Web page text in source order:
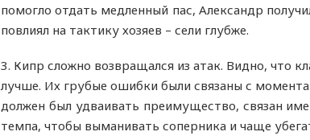
помогло отдать медленный пас, Александр
повлиял на тактику хозяев – сели глубже.
3. Кипр сложно возвращался из атак. Видно, что
лучше. Их грубые ошибки были связаны с
должен был удваивать преимущество, связан
темпа, чтобы выманивать соперника и чаще